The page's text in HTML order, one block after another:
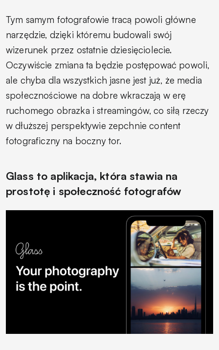
Tym samym fotografowie tracą powoli główne
narzędzie, dzięki któremu budowali swój
wizerunek przez ostatnie dziesięciolecie.
Oczywiście zmiana ta będzie postępować powoli,
ale chyba dla wszystkich jasne jest już, że media
społecznościowe na dobre wkraczają w erę
ruchomego obrazka i streamingów, co siłą rzeczy
w dłuższej perspektywie zepchnie content
fotograficzny na boczny tor.
Glass to aplikacja, która stawia na
prostotę i społeczność fotografów